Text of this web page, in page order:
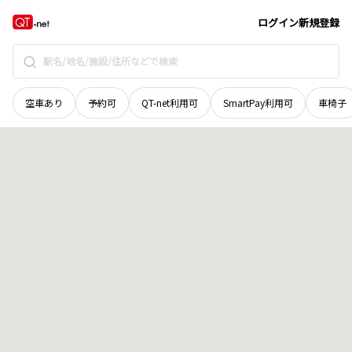
ログイン新規登録
空車あり 予約可 QT-net利用可 SmartPay利用可 車椅子
北海道